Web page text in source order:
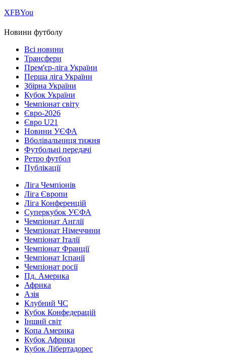
ХFBYou
Новини футболу
Всі новини
Трансфери
Прем'єр-ліга України
Перша ліга України
Збірна України
Кубок України
Чемпіонат світу
Євро-2026
Євро U21
Новини УЄФА
Вболівальниця тижня
Футбольні передачі
Ретро футбол
Публікації
Ліга Чемпіонів
Ліга Європи
Ліга Конференцій
Суперкубок УЄФА
Чемпіонат Англії
Чемпіонат Німеччини
Чемпіонат Італії
Чемпіонат Франції
Чемпіонат Іспанії
Чемпіонат росії
Пд. Америка
Африка
Азія
Клубний ЧС
Кубок Конфедерацій
Інший світ
Копа Америка
Кубок Африки
Кубок Лібертадорес